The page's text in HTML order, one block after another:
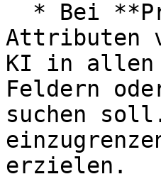
Attributen
KI in allen
Feldern
suchen
erzielen.